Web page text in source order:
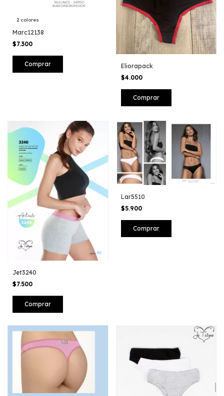
2 colores
Marc12138
$7.300
Comprar
Eliorapack
$4.000
Jet3240
$7.500
Comprar
Lar5510
$5.900